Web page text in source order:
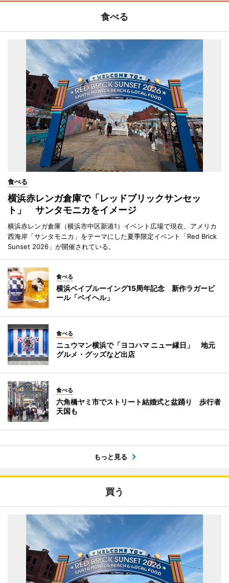
食べる
食べる
横浜赤レンガ倉庫で「レッドブリックサンセッ
ト」 サンタモニカをイメージ
横浜赤レンガ倉庫（横浜市中区新港1）イベント広場で現在、アメリカ
西海岸「サンタモニカ」をテーマにした夏季限定イベント「Red Brick
Sunset 2026」が開催されている。
食べる
横浜ベイブルーイング15周年記念 新作ラガービ
ール「ベイヘル」
食べる
ニュウマン横浜で「ヨコハマ ニュー縁日」 地元
グルメ・グッズなど出店
食べる
六角橋ヤミ市でストリート結婚式と盆踊り 歩行者
天国も
もっと見る
買う